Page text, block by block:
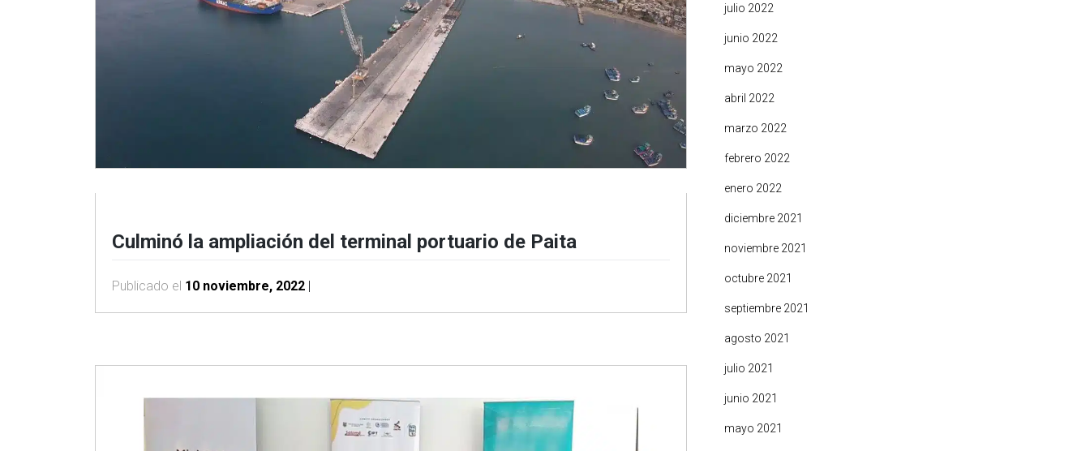
Culminó la ampliación del terminal portuario de Paita
Publicado el 10 noviembre, 2022
julio 2022
junio 2022
mayo 2022
abril 2022
marzo 2022
febrero 2022
enero 2022
diciembre 2021
noviembre 2021
octubre 2021
septiembre 2021
agosto 2021
julio 2021
junio 2021
mayo 2021